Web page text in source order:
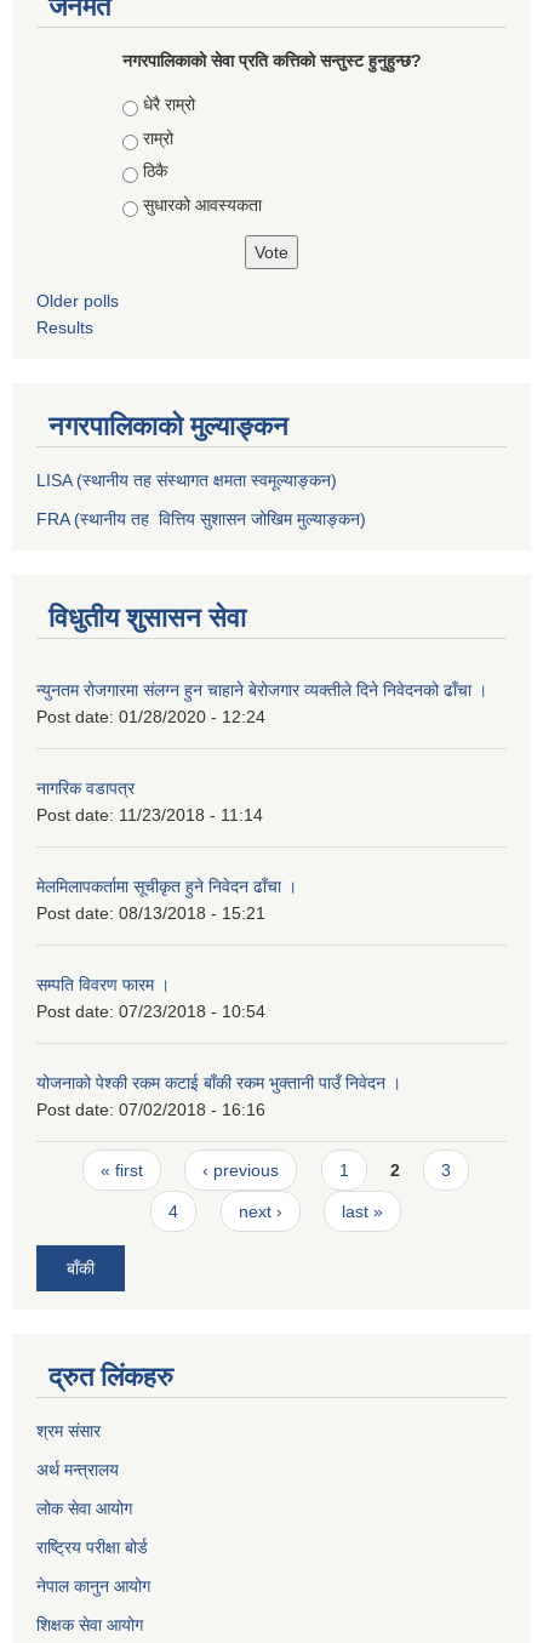
जनमत
नगरपालिकाको सेवा प्रति कत्तिको सन्तुस्ट हुनुहुन्छ?
Choices
धेरै राम्रो
राम्रो
ठिकै
सुधारको आवस्यकता
Older polls
Results
नगरपालिकाको मुल्याङ्कन
LISA (स्थानीय तह संस्थागत क्षमता स्वमूल्याङ्कन)
FRA (स्थानीय तह वित्तिय सुशासन जोखिम मुल्याङ्कन)
विधुतीय शुसासन सेवा
न्युनतम रोजगारमा संलग्न हुन चाहाने बेरोजगार व्यक्तीले दिने निवेदनको ढाँचा ।
Post date: 01/28/2020 - 12:24
नागरिक वडापत्र
Post date: 11/23/2018 - 11:14
मेलमिलापकर्तामा सूचीकृत हुने निवेदन ढाँचा ।
Post date: 08/13/2018 - 15:21
सम्पति विवरण फारम ।
Post date: 07/23/2018 - 10:54
योजनाको पेश्की रकम कटाई बाँकी रकम भुक्तानी पाउँ निवेदन ।
Post date: 07/02/2018 - 16:16
Pages
« first ‹ previous 1 2 3
4 next › last »
बाँकी
द्रुत लिंकहरु
श्रम संसार
अर्थ मन्त्रालय
लोक सेवा आयोग
राष्ट्रिय परीक्षा बोर्ड
नेपाल कानुन आयोग
शिक्षक सेवा आयोग